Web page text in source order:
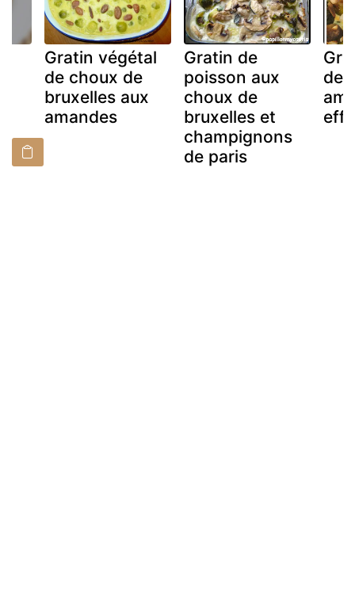
Gratin végétal
de choux de
bruxelles aux
amandes
Gratin de
poisson aux
choux de
bruxelles et
champignons
de paris
de